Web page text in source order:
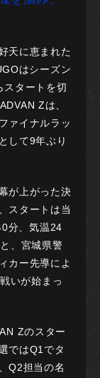
天に恵まれた
はシーズン
スタートを切
Zは、
ァイナルラッ
して9年ぶり
が上がった決
スタートは当
分、気温24
、宮城県警
カー先導によ
いが始まっ
Zのスター
ではQ1でタ
Q2担当の名